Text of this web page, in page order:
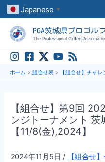
容
Japanese ▼
PGA茨城県プロゴル
The Professional
ホーム 組合せ表 【組合せ】チャレ
【組合せ】第9回
ンジトーナメント
【11/8(金),2024】
2024年11月5日 / 【組合せ